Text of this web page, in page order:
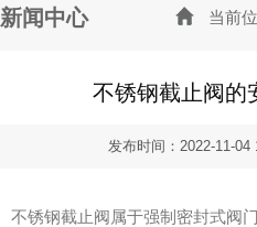
新闻中心 当前
不锈钢截止阀的
发布时间：2022-11-
不锈钢截止阀属于强制密封式阀